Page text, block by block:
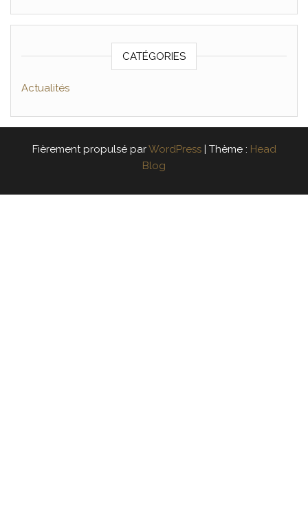
CATÉGORIES
Actualités
Fièrement propulsé parWordPress | Thème : Head
Blog